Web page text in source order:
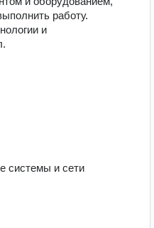
работу.
и
системы и сети